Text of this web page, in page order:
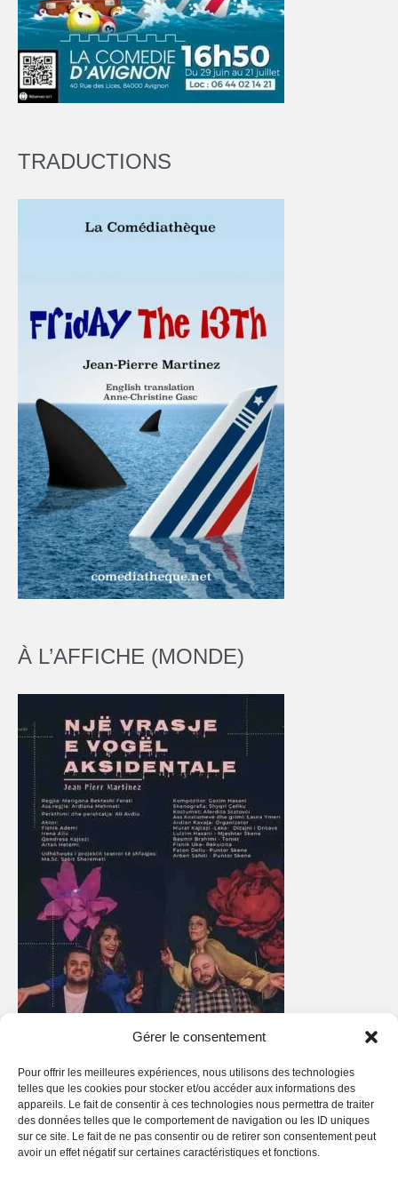
Gérer le consentement
Pour offrir les meilleures expériences, nous utilisons des technologies
telles que les cookies pour stocker et/ou accéder aux informations des
appareils. Le fait de consentir à ces technologies nous permettra de traiter
des données telles que le comportement de navigation ou les ID uniques
sur ce site. Le fait de ne pas consentir ou de retirer son consentement peut
avoir un effet négatif sur certaines caractéristiques et fonctions.
TRADUCTIONS
À L’AFFICHE (MONDE)